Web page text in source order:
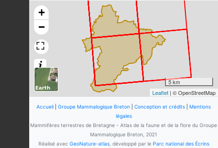
Vulpes vulpes
(Linnaeus, 1758)
observations
Dernière observation en2018 Fiche espèce
Loutre d'Europe
Lutra lutra
(Linnaeus, 1758)
observations
Dernière observation en2016 Fiche espèce
Lièvre d'Europe
Lepus europaeusPallas, 1778
Dernière observation en
+
−
5 km
Leaflet | © OpenStreetMap
Accueil Groupe Mammalogique Breton Conception et crédits
Mentions
légales
Mammifères terrestres de Bretagne - Atlas de la faune et de la flore du Groupe
Mammalogique Breton, 2021
Réalisé avec GeoNature-atlas, développé par le Parc national des Écrins